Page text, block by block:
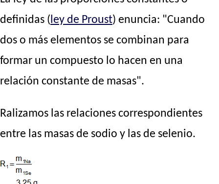
definidas ( ley de Proust) enuncia: "Cuando
dos o más elementos se combinan para
formar un compuesto lo hacen en una
relación constante de masas".
Ralizamos las relaciones correspondientes
entre las masas de sodio y las de selenio.